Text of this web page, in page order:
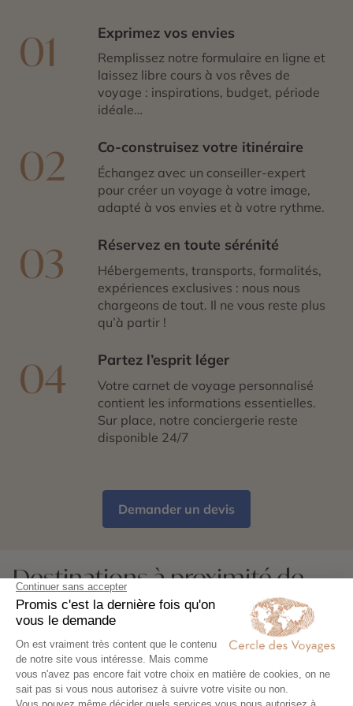
01 Exprimez vos envies
Remplissez notre formulaire en ligne et
laissez libre cours à vos rêves de
voyage : inspirations, budget, période
idéale…
02 Co-construisez votre itinéraire
Échangez avec un conseiller-expert
pour créer un voyage à votre image,
adapté à vos envies et à votre rythme.
03 Réservez en toute sérénité
Hébergements, transports, formalités,
expériences exclusives : nous nous
chargeons de tout. Il ne vous reste plus
qu’à partir !
04 Partez l’esprit léger
Votre carnet de voyage personnalisé
contient les informations essentielles.
Sur place, notre conciergerie reste
disponible 24/7
Demander un devis
Destinations à proximité de
Bibliothèque nationale du
Kosovo